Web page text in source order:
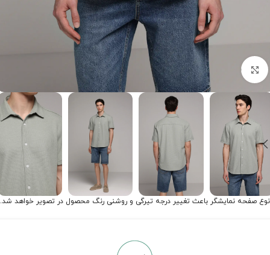
برای بزرگنمایی کلیک کنید
نوع صفحه نمایشگر باعث تغییر درجه تیرگی و روشنی رنگ محصول در تصویر خواهد شد.